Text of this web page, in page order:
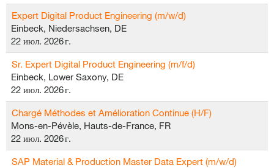
Expert Digital Product Engineering (m/w/d)
Einbeck, Niedersachsen, DE
22 июл. 2026 г.
Sr. Expert Digital Product Engineering (m/f/d)
Einbeck, Lower Saxony, DE
22 июл. 2026 г.
Chargé Méthodes et Amélioration Continue (H/F)
Mons-en-Pévèle, Hauts-de-France, FR
22 июл. 2026 г.
SAP Material & Production Master Data Expert (m/w/d)